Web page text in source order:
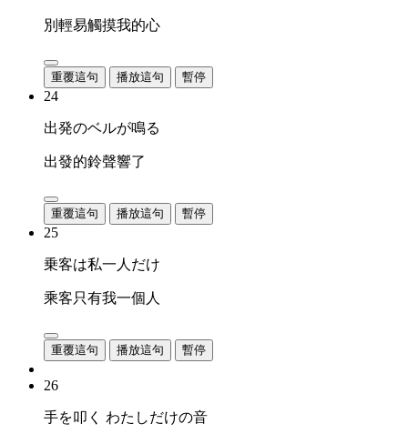
別輕易觸摸我的心
重覆這句 播放這句 暫停
24
出発のベルが鳴る
出發的鈴聲響了
重覆這句 播放這句 暫停
25
乗客は私一人だけ
乘客只有我一個人
重覆這句 播放這句 暫停
26
手を叩く わたしだけの音